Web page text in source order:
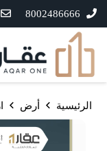
8002486666
الرئيسية أرض